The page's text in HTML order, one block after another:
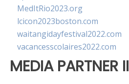
MedItRio2023.org
lcicon2023boston.com
waitangidayfestival2022.com
vacancesscolaires2022.com
MEDIA PARTNER II